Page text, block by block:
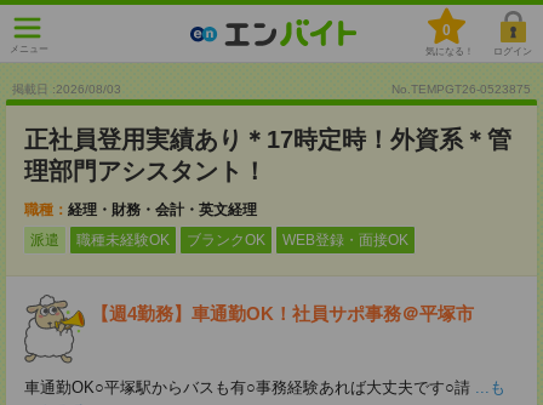
メニュー
0
気になる！ ログイン
掲載日 :2026/08/03 No.TEMPGT26-0523875
正社員登用実績あり＊17時定時！外資系＊管
理部門アシスタント！
職種： 経理・財務・会計・英文経理
派遣
職種未経験OK ブランクOK WEB登録・面接OK
【週4勤務】車通勤OK！社員サポ事務＠平塚市
車通勤OK○平塚駅からバスも有○事務経験あれば大丈夫です○請 ...も